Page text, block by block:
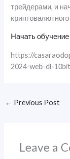
трейдерами, и
Начать
https://
2024-web-dl-
← Previous Post
Leave a